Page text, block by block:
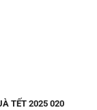
TẾT 2025 020